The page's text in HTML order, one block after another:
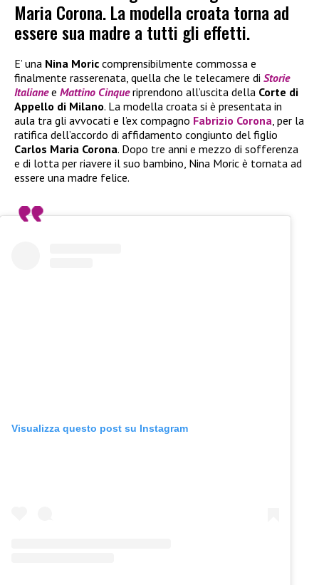
Maria Corona. La modella croata torna ad
essere sua madre a tutti gli effetti.
E’ una Nina Moric comprensibilmente commossa e
finalmente rasserenata, quella che le telecamere di Storie
Italianee Mattino Cinqueriprendono all’uscita della Corte di
Appello di Milano. La modella croata si è presentata in
aula tra gli avvocati e l’ex compagno Fabrizio Corona, per la
ratifica dell’accordo di affidamento congiunto del figlio
Carlos Maria Corona. Dopo tre anni e mezzo di sofferenza
e di lotta per riavere il suo bambino, Nina Moric è tornata ad
essere una madre felice.
Visualizza questo post su Instagram